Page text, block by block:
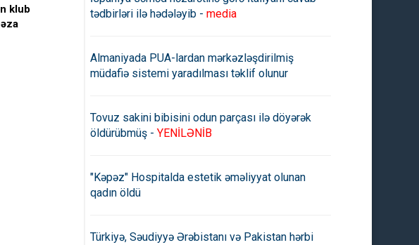
klub
AFFA 3 klubu yarışlardan
tədbirləri ilə hədələyib - media
Almaniyada PUA-lardan mərkəzləşdirilmiş
müdafiə sistemi yaradılması təklif olunur
Tovuz sakini bibisini odun parçası ilə döyərək
öldürübmüş - YENİLƏNİB
"Kəpəz" Hospitalda estetik əməliyyat olunan
qadın öldü
Türkiyə, Səudiyyə Ərəbistanı və Pakistan hərbi